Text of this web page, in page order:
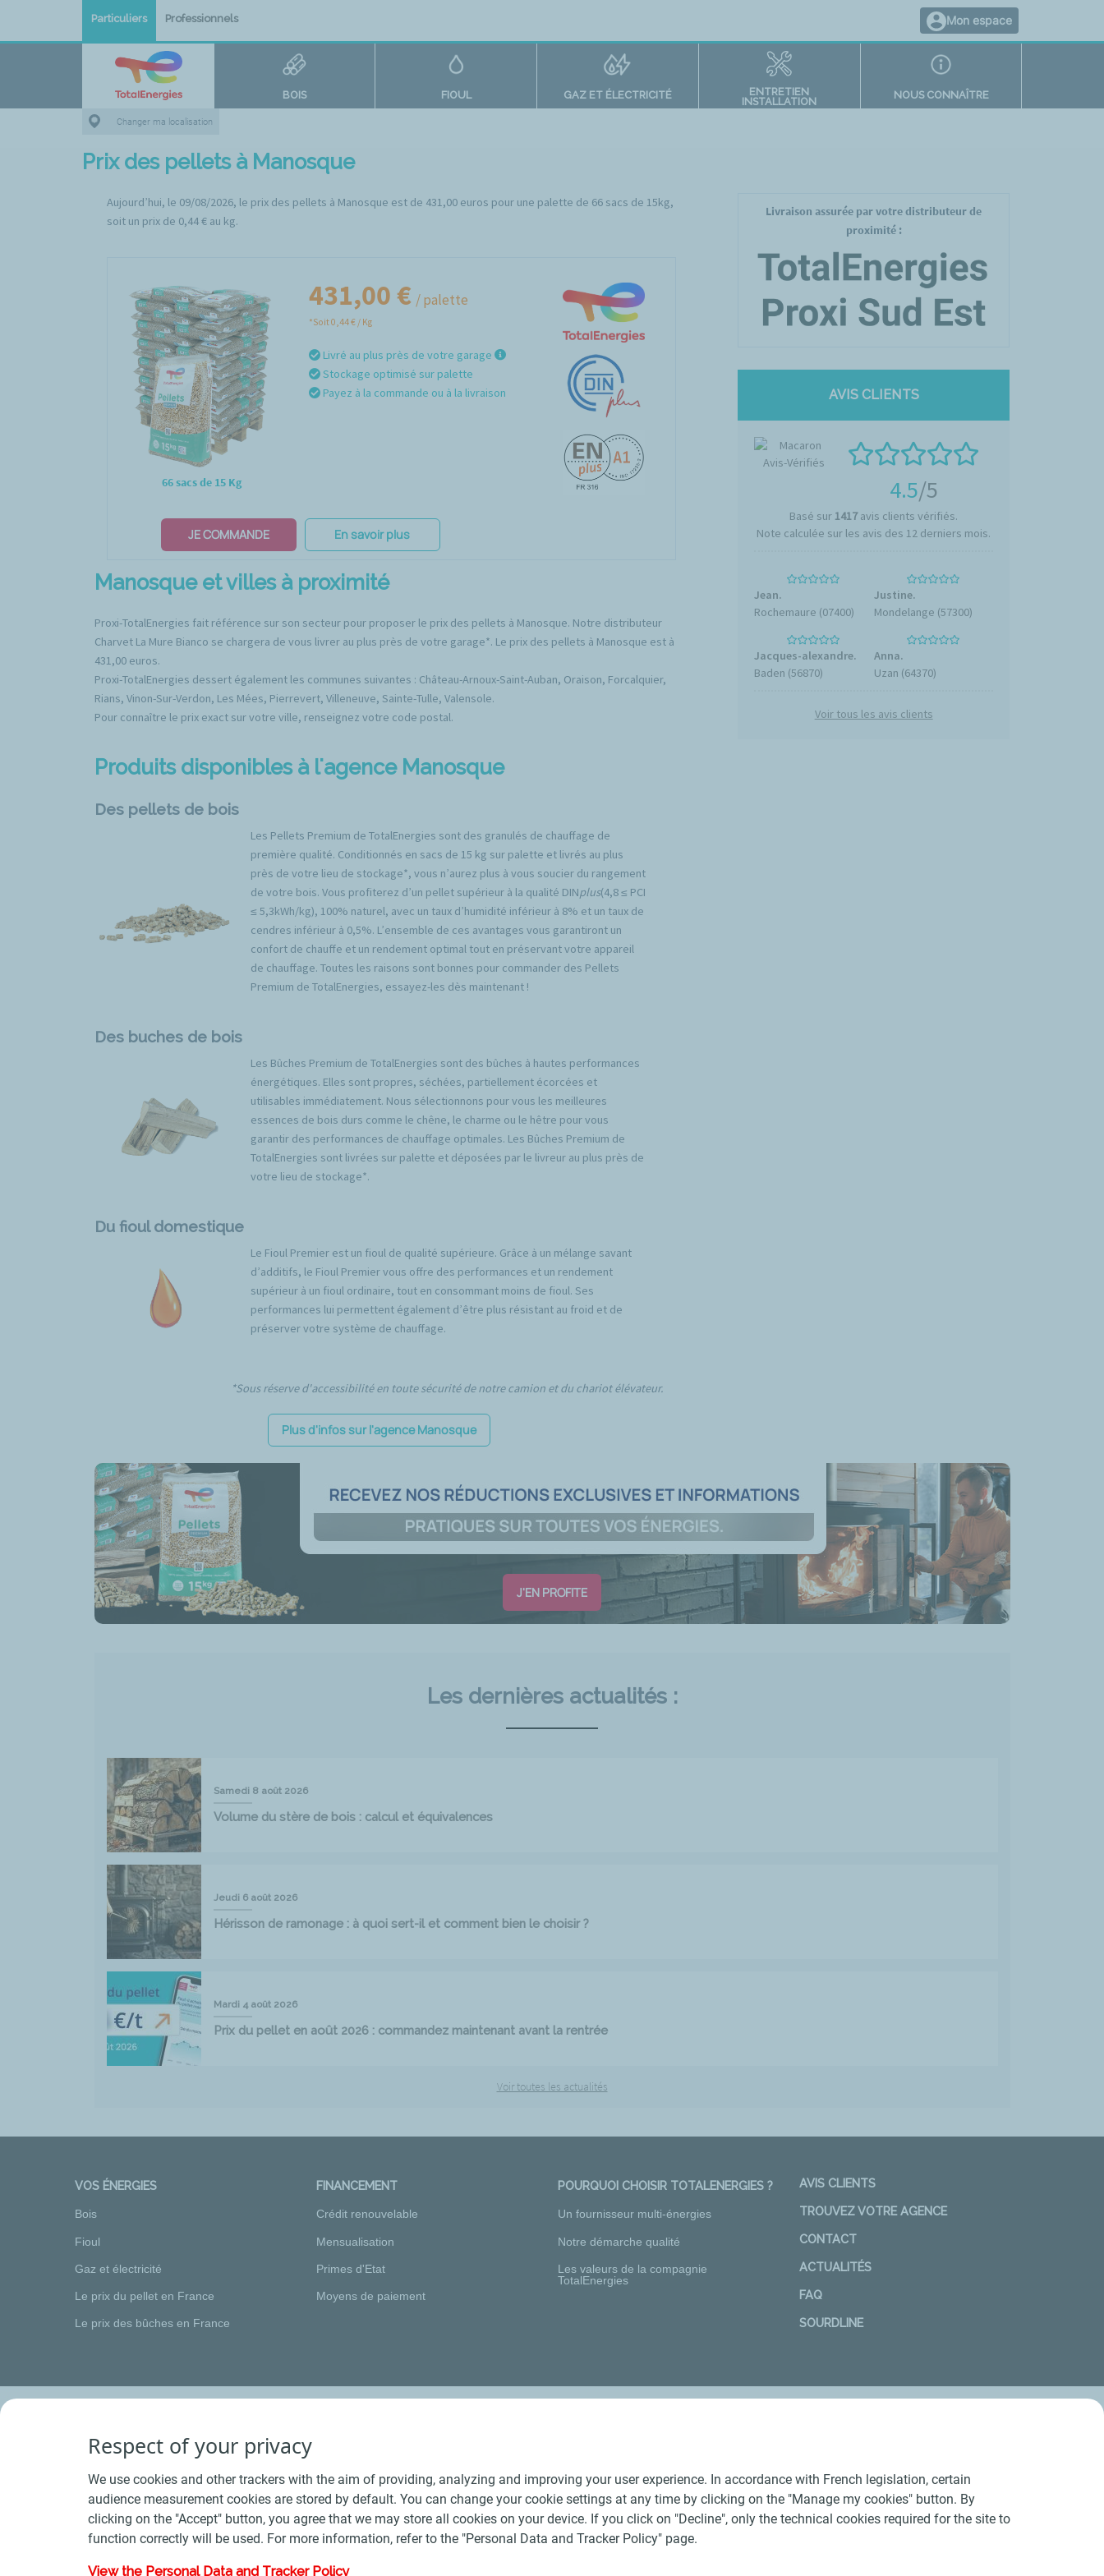
Particuliers Professionnels Mon espace
BOIS FIOUL GAZ ET ÉLECTRICITÉ
ENTRETIEN
INSTALLATION
NOUS CONNAÎTRE
Changer ma localisation
Prix des pellets à Manosque
Aujourd’hui, le 09/08/2026, le prix des pellets à Manosque est de 431,00 euros pour une palette de 66 sacs de 15kg,
soit un prix de 0,44 € au kg.
66 sacs de 15 Kg
431,00 € / palette
*Soit 0,44 € / Kg
Livré au plus près de votre garage
Stockage optimisé sur palette
Payez à la commande ou à la livraison
JE COMMANDE En savoir plus
Manosque et villes à proximité
Proxi-TotalEnergies fait référence sur son secteur pour proposer le prix des pellets à Manosque. Notre distributeur
Charvet La Mure Bianco se chargera de vous livrer au plus près de votre garage*. Le prix des pellets à Manosque est à
431,00 euros.
Proxi-TotalEnergies dessert également les communes suivantes : Château-Arnoux-Saint-Auban, Oraison, Forcalquier,
Rians, Vinon-Sur-Verdon, Les Mées, Pierrevert, Villeneuve, Sainte-Tulle, Valensole.
Pour connaître le prix exact sur votre ville, renseignez votre code postal.
Produits disponibles à l'agence Manosque
Des pellets de bois
Les Pellets Premium de TotalEnergies sont des granulés de chauffage de
première qualité. Conditionnés en sacs de 15 kg sur palette et livrés au plus
près de votre lieu de stockage*, vous n’aurez plus à vous soucier du rangement
de votre bois. Vous profiterez d’un pellet supérieur à la qualité DINplus(4,8 ≤ PCI
≤ 5,3kWh/kg), 100% naturel, avec un taux d’humidité inférieur à 8% et un taux de
cendres inférieur à 0,5%. L’ensemble de ces avantages vous garantiront un
confort de chauffe et un rendement optimal tout en préservant votre appareil
de chauffage. Toutes les raisons sont bonnes pour commander des Pellets
Premium de TotalEnergies, essayez-les dès maintenant !
Des buches de bois
Les Bûches Premium de TotalEnergies sont des bûches à hautes performances
énergétiques. Elles sont propres, séchées, partiellement écorcées et
utilisables immédiatement. Nous sélectionnons pour vous les meilleures
essences de bois durs comme le chêne, le charme ou le hêtre pour vous
garantir des performances de chauffage optimales. Les Bûches Premium de
TotalEnergies sont livrées sur palette et déposées par le livreur au plus près de
votre lieu de stockage*.
Du fioul domestique
Le Fioul Premier est un fioul de qualité supérieure. Grâce à un mélange savant
d’additifs, le Fioul Premier vous offre des performances et un rendement
supérieur à un fioul ordinaire, tout en consommant moins de fioul. Ses
performances lui permettent également d’être plus résistant au froid et de
préserver votre système de chauffage.
*Sous réserve d'accessibilité en toute sécurité de notre camion et du chariot élévateur.
Plus d'infos sur l'agence Manosque
Livraison assurée par votre distributeur de
proximité :
AVIS CLIENTS
4.5/5
Basé sur 1417avis clients vérifiés.
Note calculée sur les avis des 12 derniers mois.
Jean.
Rochemaure (07400)
Justine.
Mondelange (57300)
Jacques-alexandre.
Baden (56870)
Anna.
Uzan (64370)
Voir tous les avis clients
J'EN PROFITE
Les dernières actualités :
Samedi 8 août 2026
Volume du stère de bois : calcul et équivalences
Jeudi 6 août 2026
Hérisson de ramonage : à quoi sert-il et comment bien le choisir ?
Mardi 4 août 2026
Prix du pellet en août 2026 : commandez maintenant avant la rentrée
Voir toutes les actualités
VOS ÉNERGIES
Bois
Fioul
Gaz et électricité
Le prix du pellet en France
Le prix des bûches en France
FINANCEMENT
Crédit renouvelable
Mensualisation
Primes d'Etat
Moyens de paiement
POURQUOI CHOISIR TOTALENERGIES ?
Un fournisseur multi-énergies
Notre démarche qualité
Les valeurs de la compagnie
TotalEnergies
AVIS CLIENTS
TROUVEZ VOTRE AGENCE
CONTACT
ACTUALITÉS
FAQ
SOURDLINE
Respect of your privacy
We use cookies and other trackers with the aim of providing, analyzing and improving your user experience. In accordance with French legislation, certain
audience measurement cookies are stored by default. You can change your cookie settings at any time by clicking on the "Manage my cookies" button. By
clicking on the "Accept" button, you agree that we may store all cookies on your device. If you click on "Decline", only the technical cookies required for the site to
function correctly will be used. For more information, refer to the "Personal Data and Tracker Policy" page.
View the Personal Data and Tracker Policy